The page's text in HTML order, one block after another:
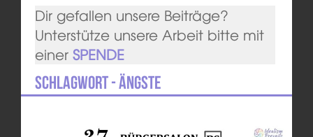
Dir gefallen unsere Beiträge?
Unterstütze unsere Arbeit bitte mit
einer SPENDE
Schlagwort - Ängste